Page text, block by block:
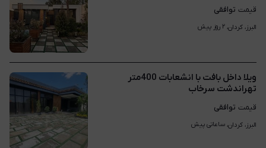
قیمت توافقی
البرز، کردان، ۲ روز پیش
ویلا داخل بافت با انشعابات 400متر
تهراندشت سرخاب
قیمت توافقی
البرز، کردان، ساعاتی پیش